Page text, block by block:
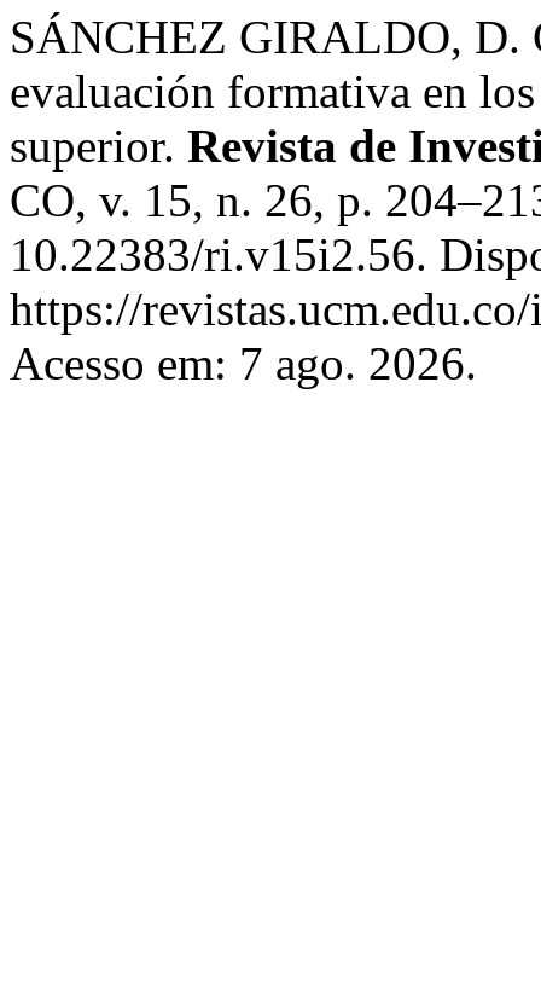
SÁNCHEZ GIRALDO, D.
evaluación formativa en
superior. Revista de
CO, v. 15, n. 26, p.
10.22383/ri.v15i2.56.
https://
Acesso em: 7 ago. 2026.